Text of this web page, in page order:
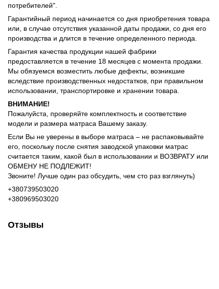
потребителей".
Гарантийный период начинается со дня приобретения товара
или, в случае отсутствия указанной даты продажи, со дня его
производства и длится в течение определенного периода.
Гарантия качества продукции нашей фабрики
предоставляется в течение 18 месяцев с момента продажи.
Мы обязуемся возместить любые дефекты, возникшие
вследствие производственных недостатков, при правильном
использовании, транспортировке и хранении товара.
ВНИМАНИЕ!
Пожалуйста, проверяйте комплектность и соответствие
модели и размера матраса Вашему заказу.
Если Вы не уверены в выборе матраса – не распаковывайте
его, поскольку после снятия заводской упаковки матрас
считается таким, какой был в использовании и ВОЗВРАТУ или
ОБМЕНУ НЕ ПОДЛЕЖИТ!
Звоните! Лучше один раз обсудить, чем сто раз взглянуть)
+380739503020
+380969503020
Отзывы